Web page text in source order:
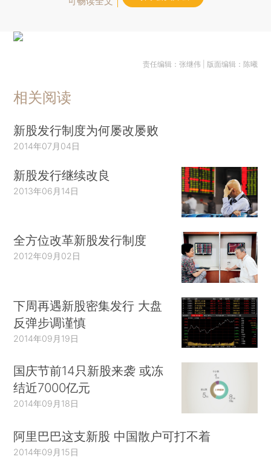
责任编辑：张继伟 | 版面编辑：陈曦
相关阅读
新股发行制度为何屡改屡败
2014年07月04日
新股发行继续改良
2013年06月14日
全方位改革新股发行制度
2012年09月02日
下周再遇新股密集发行 大盘
反弹步调谨慎
2014年09月19日
国庆节前14只新股来袭 或冻
结近7000亿元
2014年09月18日
阿里巴巴这支新股 中国散户可打不着
2014年09月15日